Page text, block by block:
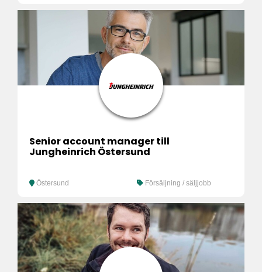
Senior account manager till
Jungheinrich Östersund
Östersund Försäljning / säljjobb